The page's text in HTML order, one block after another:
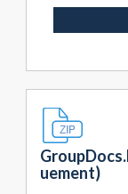
uement)